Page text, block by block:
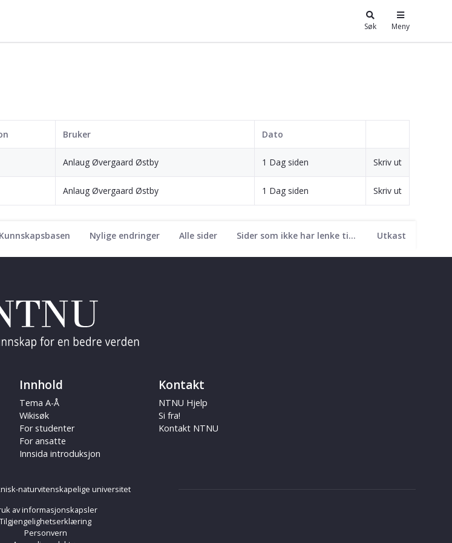
Søk Meny
Kunnskapsbasen Nylige endringer Alle sider Sider som ikke har lenke til seg Utkast
Bruker Dato
Anlaug Øvergaard Østby 1 Dag siden Skriv ut
Anlaug Øvergaard Østby 1 Dag siden Skriv ut
Innhold
Tema A-Å
Wikisøk
For studenter
For ansatte
Innsida introduksjon
Kontakt
NTNU Hjelp
Si fra!
Kontakt NTNU
naturvitenskapelige universitet
av informasjonskapsler
Tilgjengelighetserklæring
Personvern